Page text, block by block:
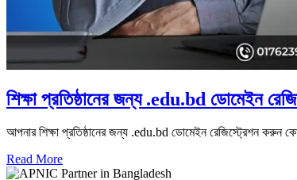
শিক্ষা প্রতিষ্ঠানের জন্য .edu.bd ডোমেইন
আপনার শিক্ষা প্রতিষ্ঠানের জন্য .edu.bd ডোমেইন রেজিস্ট্রেশন করুন
Read More